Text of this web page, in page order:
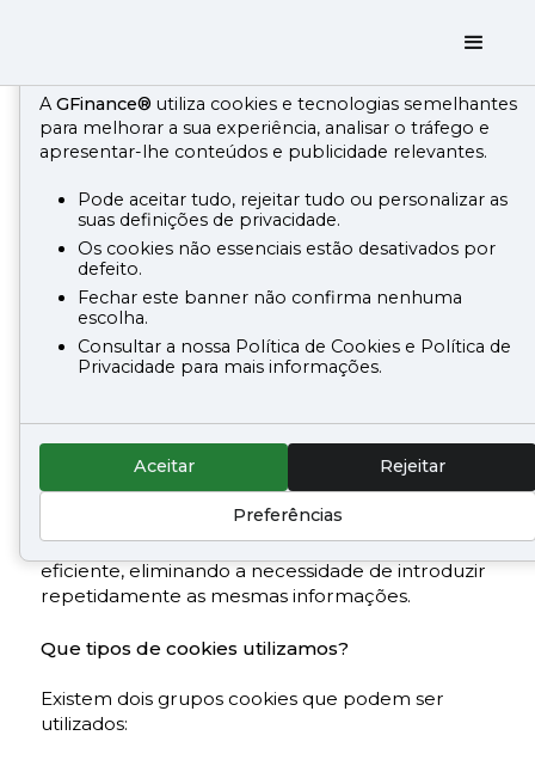
AGFinance® utiliza cookies e tecnologias semelhantes
para melhorar a sua experiência, analisar o tráfego e
apresentar-lhe conteúdos e publicidade relevantes.
Pode aceitar tudo, rejeitar tudo ou personalizar as
suas definições de privacidade.
Os cookies não essenciais estão desativados por
defeito.
Fechar este banner não confirma nenhuma
escolha.
Consultar a nossa Política de Cookies e Política de
Privacidade para mais informações.
Aceitar Rejeitar
Preferências
Política de
Cookies
O que são Cookies?
“Cookies” são pequenos ficheiros de texto que
são armazenadas no computador do utilizador
cookies ajuda o site a reconhecer o seu
dispositivo na próxima vez que o utilizador o visita.
Servem para ajudar a determinar a utilidade,
interesse e o número de utilizações dos websites,
permitindo uma navegação mais rápida e
eficiente, eliminando a necessidade de introduzir
repetidamente as mesmas informações.
Que tipos de cookies utilizamos?
Existem dois grupos cookies que podem ser
utilizados: